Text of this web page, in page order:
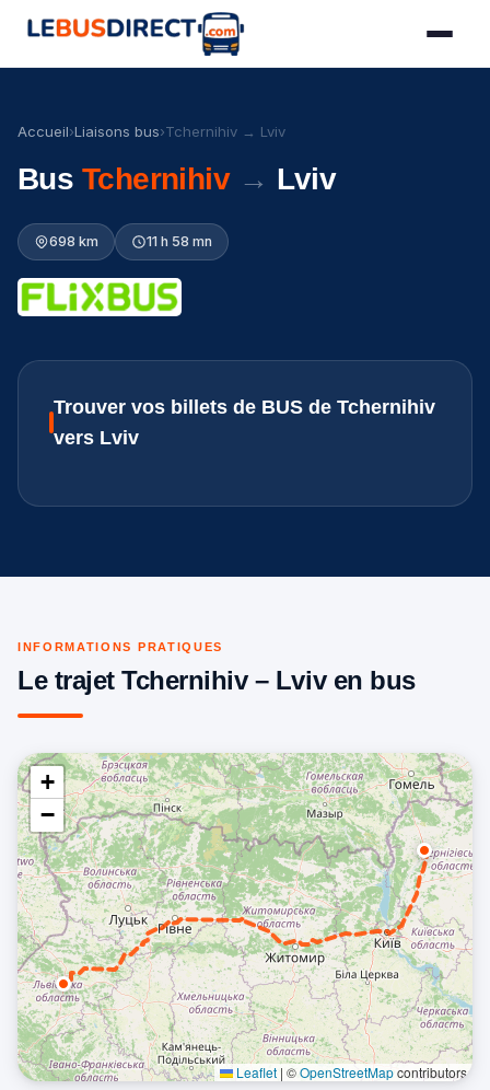
Accueil›Liaisons bus›Tchernihiv → Lviv
Bus Tchernihiv → Lviv
698 km 11 h 58 mn
Trouver vos billets de BUS de Tchernihiv
vers Lviv
INFORMATIONS PRATIQUES
Le trajet Tchernihiv – Lviv en bus
+
−
Leaflet | ©OpenStreetMapcontributors